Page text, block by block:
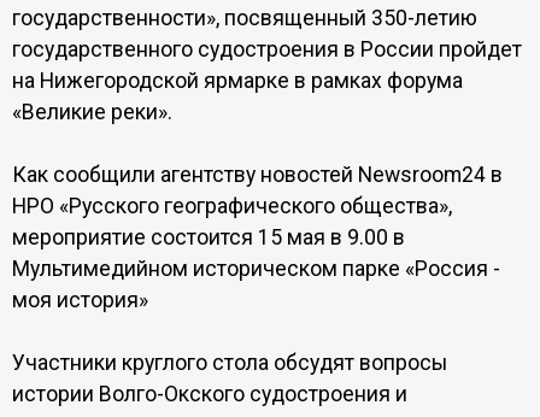
государственности», посвященный 350-летию
государственного судостроения в России пройдет
на Нижегородской ярмарке в рамках форума
«Великие реки».
Как сообщили агентству новостей Newsroom24 в
НРО «Русского географического общества»,
мероприятие состоится 15 мая в 9.00 в
Мультимедийном историческом парке «Россия -
моя история»
Участники круглого стола обсудят вопросы
истории Волго-Окского судостроения и